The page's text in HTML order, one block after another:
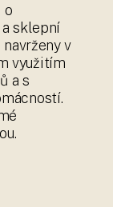
o
sklepní
v
využitím
a s